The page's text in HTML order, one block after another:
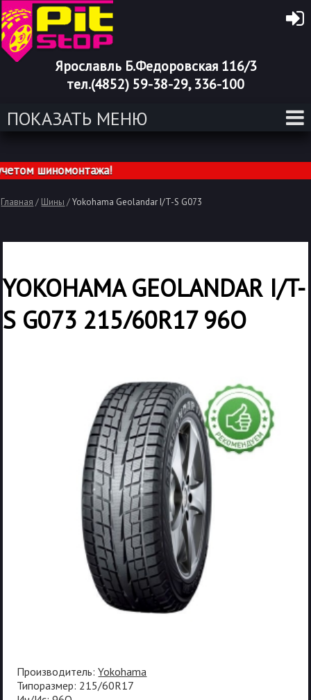
Ярославль Б.Федоровская 116/3
тел.(4852) 59-38-29, 336-100
ПОКАЗАТЬ МЕНЮ
шиномонтажа!
Главная / Шины / Yokohama Geolandar I/T-S G073
YOKOHAMA GEOLANDAR I/T-
S G073 215/60R17 96Q
Производитель:Yokohama
Типоразмер: 215/60R17